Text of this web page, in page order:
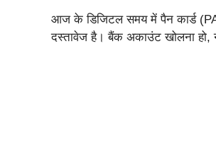
आज के डिजिटल समय में पैन कार्ड
दस्तावेज है। बैंक अकाउंट खोलना हो,